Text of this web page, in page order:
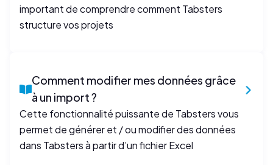
important de comprendre comment Tabsters
structure vos projets
Comment modifier mes données grâce
à un import ?
Cette fonctionnalité puissante de Tabsters vous
permet de générer et / ou modifier des données
dans Tabsters à partir d’un fichier Excel